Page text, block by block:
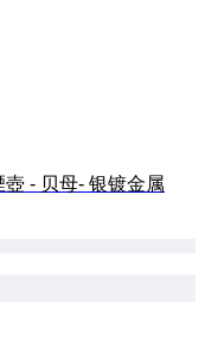
壺 - 贝母- 银镀金属